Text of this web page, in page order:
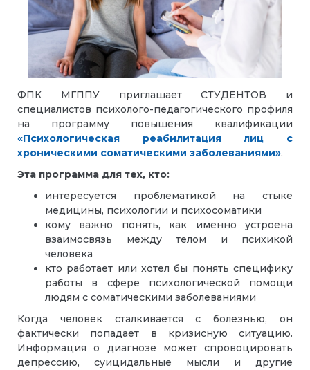
ФПК МГППУ приглашает СТУДЕНТОВ и
специалистов психолого-педагогического профиля
на программу повышения квалификации
«Психологическая реабилитация лиц с
хроническими соматическими заболеваниями».
Эта программа для тех, кто:
интересуется проблематикой на стыке
медицины, психологии и психосоматики
кому важно понять, как именно устроена
взаимосвязь между телом и психикой
человека
кто работает или хотел бы понять специфику
работы в сфере психологической помощи
людям с соматическими заболеваниями
Когда человек сталкивается с болезнью, он
фактически попадает в кризисную ситуацию.
Информация о диагнозе может спровоцировать
депрессию, суицидальные мысли и другие